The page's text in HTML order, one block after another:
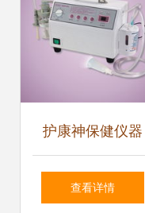
护康神保健仪器
FJ007C臭氧消炎
查看详情